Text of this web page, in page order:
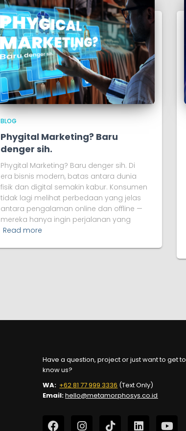
BLOG
Phygital Marketing? Baru
denger sih.
Phygital Marketing? Baru denger sih. Di
era bisnis modern, batas antara dunia
fisik dan digital semakin kabur. Konsumen
tidak lagi melihat perbedaan yang jelas
antara pengalaman online dan offline —
mereka hanya ingin perjalanan yang
Read more
Have a question, project or just want to get to
know us?
WA: +62 81 77 999 3336 (Text Only)
Email:hello@metamorphosys.co.id